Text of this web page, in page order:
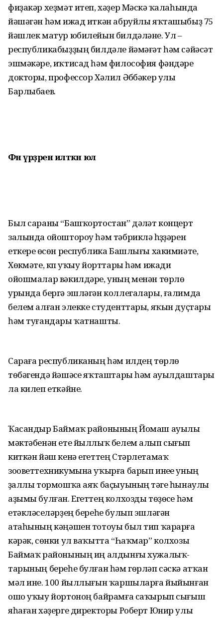
фиҙакәр хеҙмәт итеп, хәҙер Мәскәү ҡалаһында
йәшәгән һәм ижад иткән абруйлы яҡташыбыҙ 75
йәшлек матур юбилейын билдәләне. Ул –
республика­быҙҙың билдәле йәмәғәт һәм сәйәсәт
эшмәкәре, иҡтисад һәм философия фәндәре
докторы, профессор Хәлил Әбүбәкер улы
Барлыбаев.
Фән үрҙәренәилткән юл
Был сараны “Башҡортостан” дәү­ләт концерт
залында ойоштороу һәм тәбрикләү һүҙҙәрен
еткереү өсөн республика Башлығы хаки­миәте,
Хөкүмәте, күп уҡыу йорттары һәм ижади
ойошмалар вәкилдәре, уның менән төрлө
урында бергә эшләгән коллегалары, ғалимда
белем алған элекке студенттары, яҡын дуҫтары
һәм туғандары ҡат­нашты.
Сараға республиканың һәм илдең төрлө
төбәгендә йәшәүсе яҡташ­тары һәм ауылдаштары
ла килеп еткәйне.
Ҡасандыр Баймаҡ районының Йомаш ауылы
мәктәбенән ете йыл­лыҡ белем алып сығып
киткән йәш кенә егеттең Стәрлетамаҡ
зооветтехникумына уҡырға барып инеүе уның
үҙаллы тормошҡа аяҡ баҫы­уының тәүге һынаулы
аҙымы бул­ған. Егеттең колхозды төҙөүсе һәм
етәкләү­селәрҙең береһе булып эшләгән
атаһының кәңәшен тотоуы был тип ҡарарға
кәрәк, сөнки ул ваҡытта “Һаҡмар” колхозы
Баймаҡ райо­нының иң алдынғы хужалыҡ­
тарының береһе булған һәм гөрләп сәскә атҡан
мәл ине. 100 йыллығын ҡаршыларға йыйынған
ошо уҡыу йортоноң байрамға саҡырып сығыш
яһаған хәҙерге директоры Роберт Юнир улы